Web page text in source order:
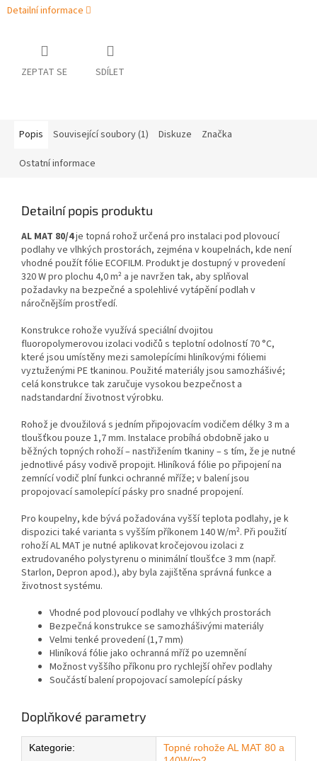
Detailní informace
ZEPTAT SE SDÍLET
Popis Související soubory (1) Diskuze Značka
Ostatní informace
Detailní popis produktu
AL MAT 80/4je topná rohož určená pro instalaci pod plovoucí
podlahy ve vlhkých prostorách, zejména v koupelnách, kde není
vhodné použít fólie ECOFILM. Produkt je dostupný v provedení
320 W pro plochu 4,0 m² a je navržen tak, aby splňoval
požadavky na bezpečné a spolehlivé vytápění podlah v
náročnějším prostředí.
Konstrukce rohože využívá speciální dvojitou
fluoropolymerovou izolaci vodičů s teplotní odolností 70 °C,
které jsou umístěny mezi samolepícími hliníkovými fóliemi
vyztuženými PE tkaninou. Použité materiály jsou samozhášivé;
celá konstrukce tak zaručuje vysokou bezpečnost a
nadstandardní životnost výrobku.
Rohož je dvoužilová s jedním připojovacím vodičem délky 3 m a
tloušťkou pouze 1,7 mm. Instalace probíhá obdobně jako u
běžných topných rohoží – nastřižením tkaniny – s tím, že je nutné
jednotlivé pásy vodivě propojit. Hliníková fólie po připojení na
zemnící vodič plní funkci ochranné mříže; v balení jsou
propojovací samolepící pásky pro snadné propojení.
Pro koupelny, kde bývá požadována vyšší teplota podlahy, je k
dispozici také varianta s vyšším příkonem 140 W/m². Při použití
rohoží AL MAT je nutné aplikovat kročejovou izolaci z
extrudovaného polystyrenu o minimální tloušťce 3 mm (např.
Starlon, Depron apod.), aby byla zajištěna správná funkce a
životnost systému.
Vhodné pod plovoucí podlahy ve vlhkých prostorách
Bezpečná konstrukce se samozhášivými materiály
Velmi tenké provedení (1,7 mm)
Hliníková fólie jako ochranná mříž po uzemnění
Možnost vyššího příkonu pro rychlejší ohřev podlahy
Součástí balení propojovací samolepící pásky
Doplňkové parametry
Kategorie:
Topné rohože AL MAT 80 a